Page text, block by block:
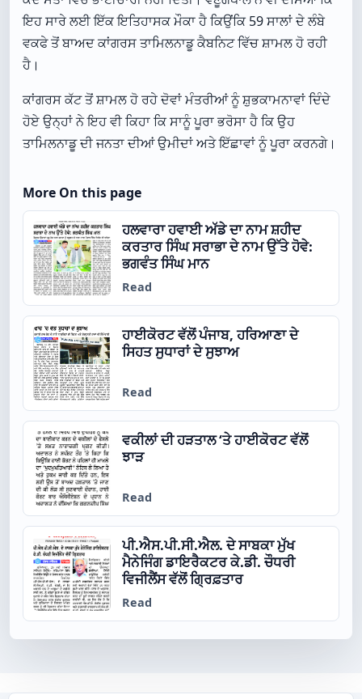
ਇਹ ਸਾਰੇ ਲਈ ਇੱਕ ਇਤਿਹਾਸਕ ਮੌਕਾ ਹੈ ਕਿਉਂਕਿ 59 ਸਾਲਾਂ ਦੇ ਲੰਬੇ
ਵਕਫੇ ਤੋਂ ਬਾਅਦ ਕਾਂਗਰਸ ਤਾਮਿਲਨਾਡੂ ਕੈਬਨਿਟ ਵਿੱਚ ਸ਼ਾਮਲ ਹੋ ਰਹੀ
ਹੈ।
ਕਾਂਗਰਸ ਕੱਟ ਤੋਂ ਸ਼ਾਮਲ ਹੋ ਰਹੇ ਦੋਵਾਂ ਮੰਤਰੀਆਂ ਨੂੰ ਸ਼ੁਭਕਾਮਨਾਵਾਂ ਦਿੰਦੇ
ਹੋਏ ਉਨ੍ਹਾਂ ਨੇ ਇਹ ਵੀ ਕਿਹਾ ਕਿ ਸਾਨੂੰ ਪੂਰਾ ਭਰੋਸਾ ਹੈ ਕਿ ਉਹ
ਤਾਮਿਲਨਾਡੂ ਦੀ ਜਨਤਾ ਦੀਆਂ ਉਮੀਦਾਂ ਅਤੇ ਇੱਛਾਵਾਂ ਨੂੰ ਪੂਰਾ ਕਰਨਗੇ।
More On this page
ਹਲਵਾਰਾ ਹਵਾਈ ਅੱਡੇ ਦਾ ਨਾਮ ਸ਼ਹੀਦ
ਕਰਤਾਰ ਸਿੰਘ ਸਰਾਭਾ ਦੇ ਨਾਮ ਉੱਤੇ ਹੋਵੇ:
ਭਗਵੰਤ ਸਿੰਘ ਮਾਨ
Read
ਹਾਈਕੋਰਟ ਵੱਲੋਂ ਪੰਜਾਬ, ਹਰਿਆਣਾ ਦੇ
ਸਿਹਤ ਸੁਧਾਰਾਂ ਦੇ ਸੁਝਾਅ
Read
ਵਕੀਲਾਂ ਦੀ ਹੜਤਾਲ ‘ਤੇ ਹਾਈਕੋਰਟ ਵੱਲੋਂ
ਝਾੜ
Read
ਪੀ.ਐਸ.ਪੀ.ਸੀ.ਐਲ. ਦੇ ਸਾਬਕਾ ਮੁੱਖ
ਮੈਨੇਜਿੰਗ ਡਾਇਰੈਕਟਰ ਕੇ.ਡੀ. ਚੌਧਰੀ
ਵਿਜੀਲੈਂਸ ਵੱਲੋਂ ਗ੍ਰਿਫ਼ਤਾਰ
Read